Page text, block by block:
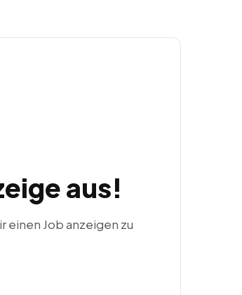
aus!
einen Job anzeigen zu